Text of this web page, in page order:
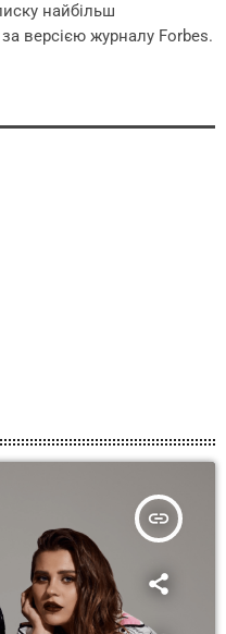
найбільш
версією журналу Forbes.
insert_link